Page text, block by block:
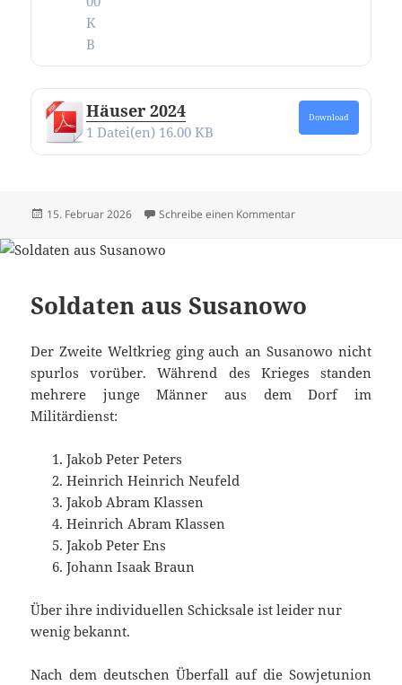
K
B
Häuser 2024
1 Datei(en) 16.00 KB
Download
Veröffentlicht
15. Februar 2026 Schreibe einen Kommentarzu Alle Texte und
Soldaten aus Susanowo
Der Zweite Weltkrieg ging auch an Susanowo nicht
spurlos vorüber. Während des Krieges standen
mehrere junge Männer aus dem Dorf im
Militärdienst:
Jakob Peter Peters
Heinrich Heinrich Neufeld
Jakob Abram Klassen
Heinrich Abram Klassen
Jakob Peter Ens
Johann Isaak Braun
Über ihre individuellen Schicksale ist leider nur
wenig bekannt.
Nach dem deutschen Überfall auf die Sowjetunion